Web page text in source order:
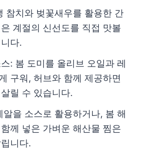
참치와 벚꽃새우를 활용한 간
계절의 신선도를 직접 맛볼
다.
: 봄 도미를 올리브 오일과 레
구워, 허브와 함께 제공하면
릴 수 있습니다.
알을 소스로 활용하거나, 봄 해
께 넣은 가벼운 해산물 찜은
니다.